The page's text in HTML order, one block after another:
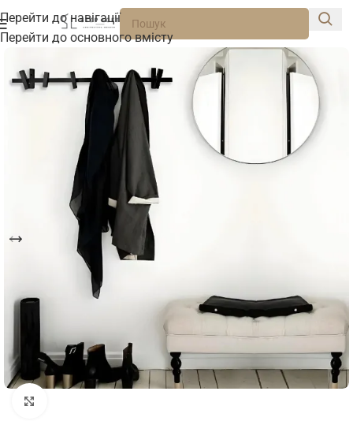
Перейти до навігації
Перейти до основного вмісту